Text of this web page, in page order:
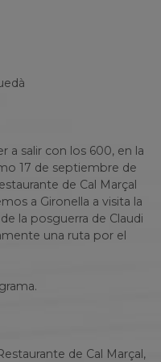
a salir con los 600, en la
17 de septiembre de
de Cal Marçal
a Gironella a visita la
la posguerra de Claudi
una ruta por el
de Cal Marçal,